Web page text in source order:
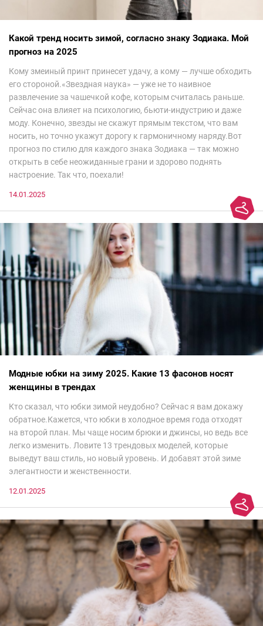
Какой тренд носить зимой, согласно знаку Зодиака. Мой
прогноз на 2025
Кому змеиный принт принесет удачу, а кому — лучше обходить
его стороной.«Звездная наука» — уже не то наивное
развлечение за чашечкой кофе, которым считалась раньше.
Сейчас она влияет на психологию, бьюти-индустрию и даже
моду. Конечно, звезды не скажут прямым текстом, что вам
носить, но точно укажут дорогу к гармоничному наряду.Вот
прогноз по стилю для каждого знака Зодиака — так можно
открыть в себе неожиданные грани и здорово поднять
настроение. Так что, поехали!
14.01.2025
Модные юбки на зиму 2025. Какие 13 фасонов носят
женщины в трендах
Кто сказал, что юбки зимой неудобно? Сейчас я вам докажу
обратное.Кажется, что юбки в холодное время года отходят
на второй план. Мы чаще носим брюки и джинсы, но ведь все
легко изменить. Ловите 13 трендовых моделей, которые
выведут ваш стиль, но новый уровень. И добавят этой зиме
элегантности и женственности.
12.01.2025